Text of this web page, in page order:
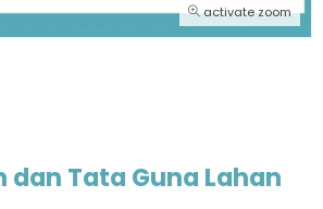
activate zoom
dan Tata Guna Lahan